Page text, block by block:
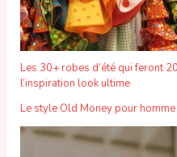
Les 30+ robes d’été qui feront
l’inspiration look ultime
Le style Old Money pour